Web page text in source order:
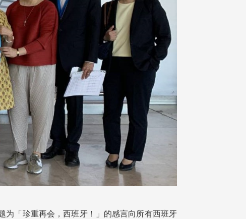
「珍重再会，西班牙！」的感言向所有西班牙